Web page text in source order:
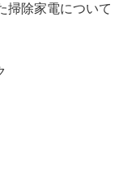
掃除家電について